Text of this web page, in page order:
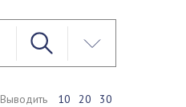
Выводить 10 20 30